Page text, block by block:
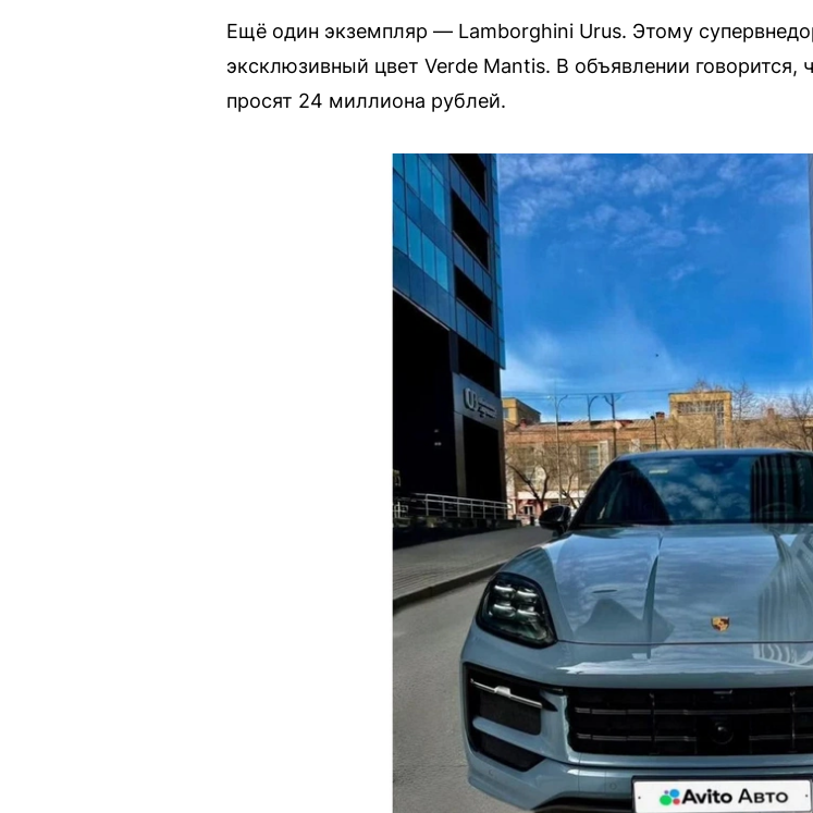
Ещё один экземпляр — Lamborghini Urus. Этому
эксклюзивный цвет Verde Mantis. В объявлении говорится,
просят 24 миллиона рублей.